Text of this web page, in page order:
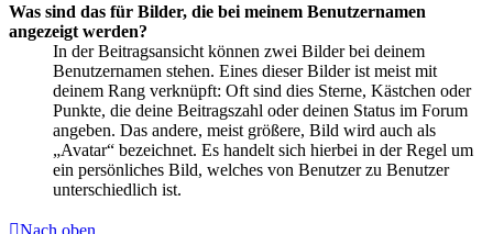
Was sind das für Bilder, die bei meinem Benutzernamen
angezeigt werden?
In der Beitragsansicht können zwei Bilder bei deinem
Benutzernamen stehen. Eines dieser Bilder ist meist mit
deinem Rang verknüpft: Oft sind dies Sterne, Kästchen oder
Punkte, die deine Beitragszahl oder deinen Status im Forum
angeben. Das andere, meist größere, Bild wird auch als
„Avatar“ bezeichnet. Es handelt sich hierbei in der Regel um
ein persönliches Bild, welches von Benutzer zu Benutzer
unterschiedlich ist.
Nach oben